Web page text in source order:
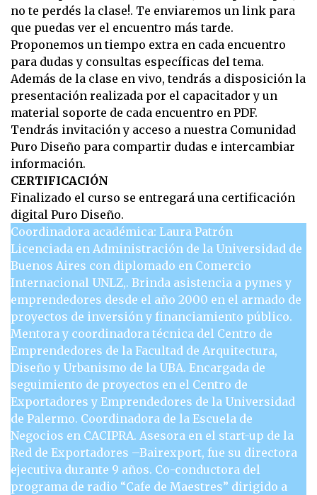
no te perdés la clase!. Te enviaremos un link para
que puedas ver el encuentro más tarde.
Proponemos un tiempo extra en cada encuentro
para dudas y consultas específicas del tema.
Además de la clase en vivo, tendrás a disposición la
presentación realizada por el capacitador y un
material soporte de cada encuentro en PDF.
Tendrás invitación y acceso a nuestra Comunidad
Puro Diseño para compartir dudas e intercambiar
información.
CERTIFICACIÓN
Finalizado el curso se entregará una certificación
digital Puro Diseño.
Coordinadora académica: Laura Patrón
Licenciada en Administración de la Universidad de
Buenos Aires con diplomado en Comercio
Internacional UNLZ,. Brinda asistencia a pymes y
emprendedores desde el año 2000 en el armado de
proyectos de inversión y financiamiento público.
Mentora y coordinadora técnica del Centro de
Emprendedores de la Facultad de Arquitectura,
Diseño y Urbanismo de la UBA. Encargada de
seguimiento de proyectos en el Centro de
Exportadores y Emprendedores de la Universidad
de Palermo. Coordinadora de la Escuela de
Negocios en CACIPRA. Asesora en el start-up de la
Red de Exportadores –Bairexport, fue su directora
ejecutiva durante 9 años. Co-conductora del
programa de radio “Cafe de Maestres” dirigido a